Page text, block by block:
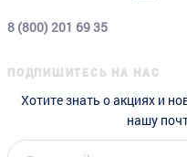
8 (800) 201 69 35
ПОДПИШИТЕСЬ НА НАС
Хотите знать о акциях и
нашу